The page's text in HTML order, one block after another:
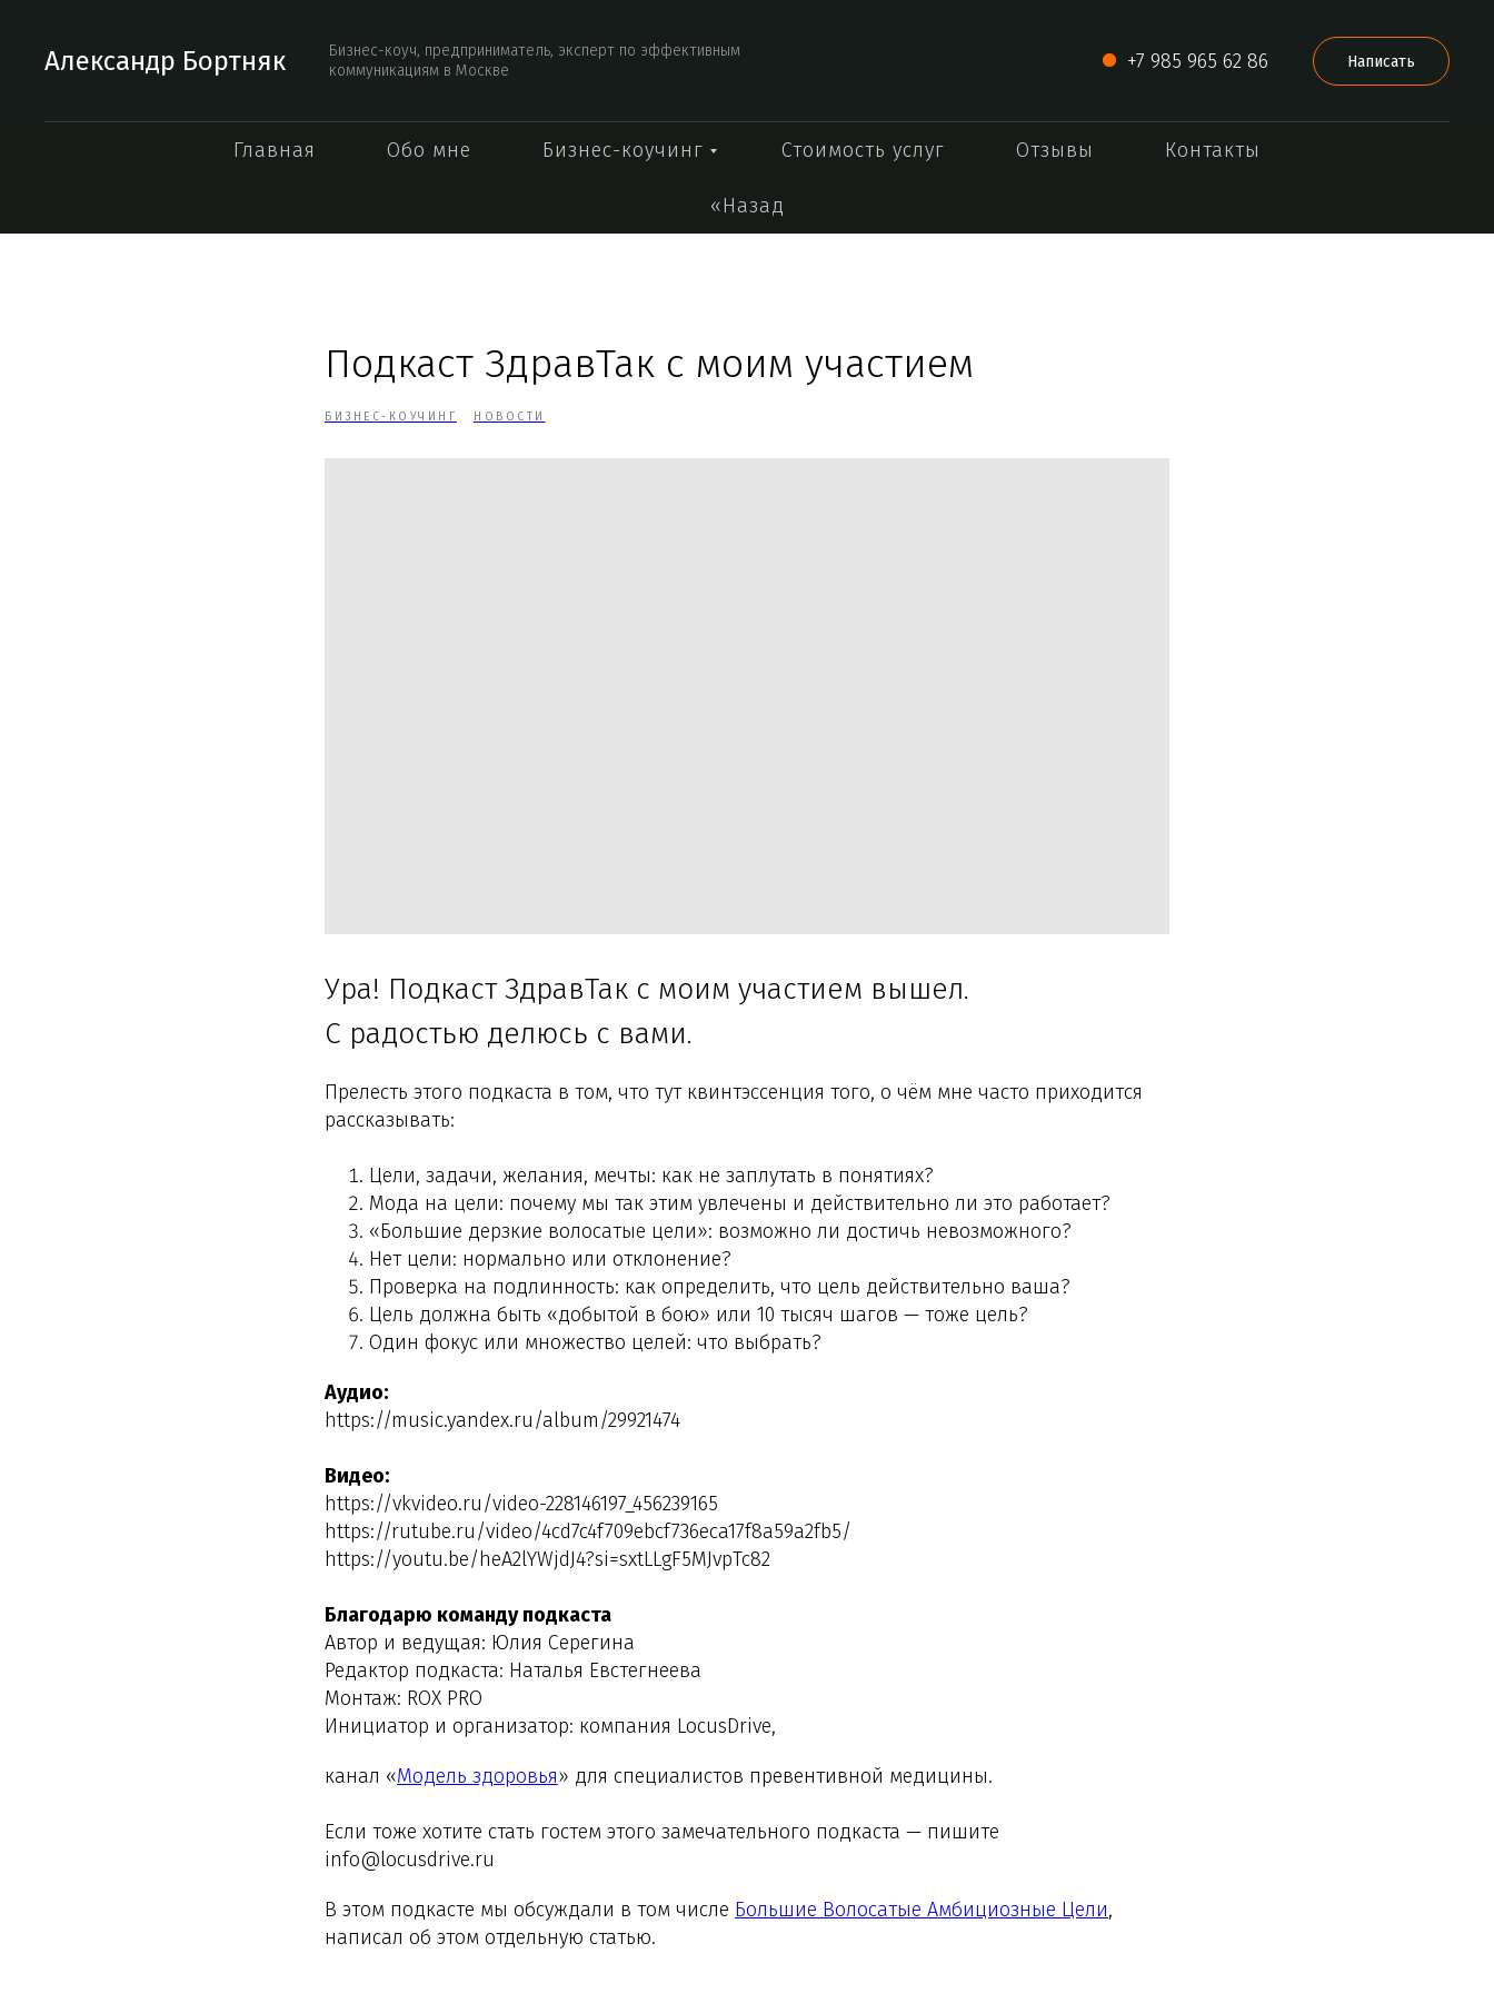
Александр Бортняк
Бизнес-коуч, предприниматель, эксперт по эффективным
коммуникациям в Москве
+7 985 965 62 86 Написать
Главная Обо мне Бизнес-коучинг Стоимость услуг Отзывы Контакты
«Назад
Подкаст ЗдравТак с моим участием
БИЗНЕС-КОУЧИНГ НОВОСТИ
Ура! Подкаст ЗдравТак с моим участием вышел.
С радостью делюсь с вами.
Прелесть этого подкаста в том, что тут квинтэссенция того, о чём мне часто приходится
рассказывать:
Цели, задачи, желания, мечты: как не заплутать в понятиях?
Мода на цели: почему мы так этим увлечены и действительно ли это работает?
«Большие дерзкие волосатые цели»: возможно ли достичь невозможного?
Нет цели: нормально или отклонение?
Проверка на подлинность: как определить, что цель действительно ваша?
Цель должна быть «добытой в бою» или 10 тысяч шагов — тоже цель?
Один фокус или множество целей: что выбрать?
Аудио:
https://music.yandex.ru/album/29921474
Видео:
https://vkvideo.ru/video-228146197_456239165
https://rutube.ru/video/4cd7c4f709ebcf736eca17f8a59a2fb5/
https://youtu.be/heA2lYWjdJ4?si=sxtLLgF5MJvpTc82
Благодарю команду подкаста
Автор и ведущая: Юлия Серегина
Редактор подкаста: Наталья Евстегнеева
Монтаж: ROX PRO
Инициатор и организатор: компания LocusDrive,
канал «Mодель здоровья» для специалистов превентивной медицины.
Если тоже хотите стать гостем этого замечательного подкаста — пишите
info@locusdrive.ru
В этом подкасте мы обсуждали в том числе Большие Волосатые Амбициозные Цели,
написал об этом отдельную статью.